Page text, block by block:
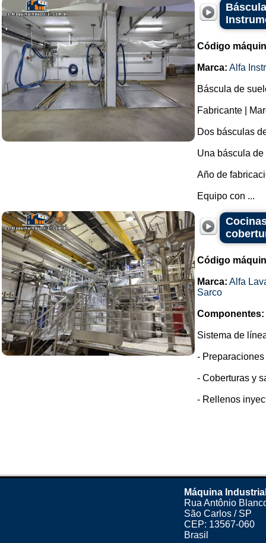
Código
Marca: Alfa
Báscula de
Fabricante |
Dos básculas
Una báscula
Año de
Equipo con ...
Código
Marca: Alfa
Sarco
Componentes:
Sistema de
-
- Coberturas y
- Rellenos
Máquina
Rua Antônio
São Carlos / SP
CEP: 13567-060
Brasil